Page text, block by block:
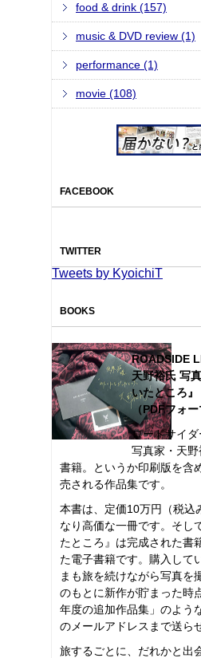
food & drink (157)
music & DVD review (1)
performance (1)
movie (108)
FACEBOOK
TWITTER
Tweets by KyoichiT
BOOKS
ROADSIDE
天野裕氏 写
いたところ』
（PDFフォー
ロードサイ
写真家・天
書籍。というか印刷版を含
売される作品集です。
本書は、定価10万円（税込
なり高価な一冊です。そし
たところ』は完成された書
た電子書籍です。購入して
まも旅を続けながら写真を
のもとに新作が貯まった時
年度の追加作品集」のよう
のメールアドレスまで送ら
旅するごとに、だれかと出